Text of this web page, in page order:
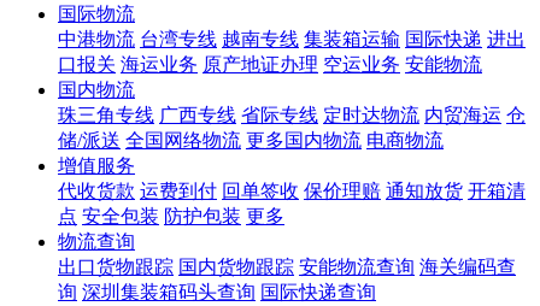
国际物流
中港物流 台湾专线 越南专线 集装箱运输 国际快递 进出
口报关 海运业务 原产地证办理 空运业务 安能物流
国内物流
珠三角专线 广西专线 省际专线 定时达物流 内贸海运 仓
储/派送 全国网络物流 更多国内物流 电商物流
增值服务
代收货款 运费到付 回单签收 保价理赔 通知放货 开箱清
点 安全包装 防护包装 更多
物流查询
出口货物跟踪 国内货物跟踪 安能物流查询 海关编码查
询 深圳集装箱码头查询 国际快递查询